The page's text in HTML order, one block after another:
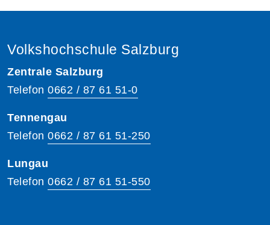
Volkshochschule Salzburg
Zentrale Salzburg
Telefon 0662 / 87 61 51-0
Tennengau
Telefon 0662 / 87 61 51-250
Lungau
Telefon 0662 / 87 61 51-550